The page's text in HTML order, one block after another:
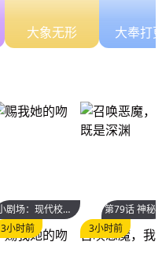
大象无形 大奉打
3小时前
小剧场：现代校园篇3
赐我她的吻 3小时前
第79话 神秘